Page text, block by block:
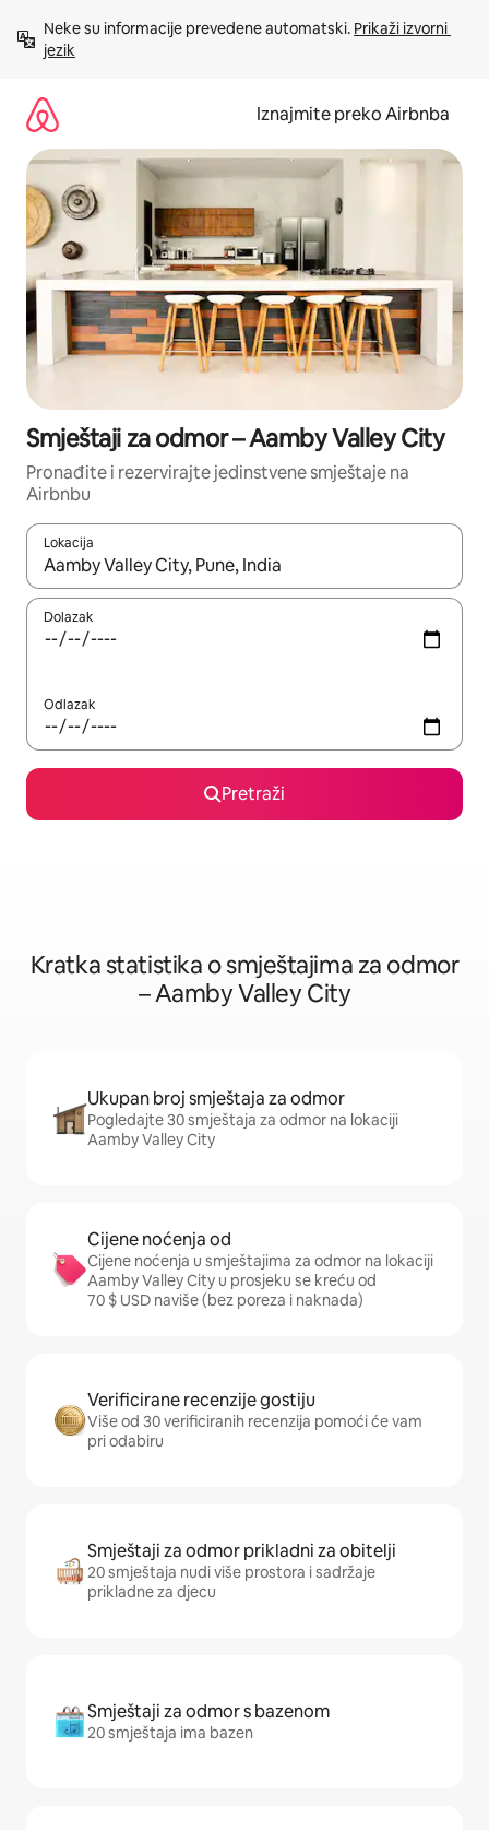
sadržaj
Neke su informacije prevedene automatski. Prikaži izvorni
jezik
Iznajmite preko Airbnba
Smještaji za odmor – Aamby Valley City
Pronađite i rezervirajte jedinstvene smještaje na
Airbnbu
Lokacija
Kada budu dostupni rezultati, moći ćete ih pregledati
Dolazak
Odlazak
Pretraži
Kratka statistika o smještajima za odmor
– Aamby Valley City
Ukupan broj smještaja za odmor
Pogledajte 30 smještaja za odmor na lokaciji
Aamby Valley City
Cijene noćenja od
Cijene noćenja u smještajima za odmor na lokaciji
Aamby Valley City u prosjeku se kreću od
70 $ USD naviše (bez poreza i naknada)
Verificirane recenzije gostiju
Više od 30 verificiranih recenzija pomoći će vam
pri odabiru
Smještaji za odmor prikladni za obitelji
20 smještaja nudi više prostora i sadržaje
prikladne za djecu
Smještaji za odmor s bazenom
20 smještaja ima bazen